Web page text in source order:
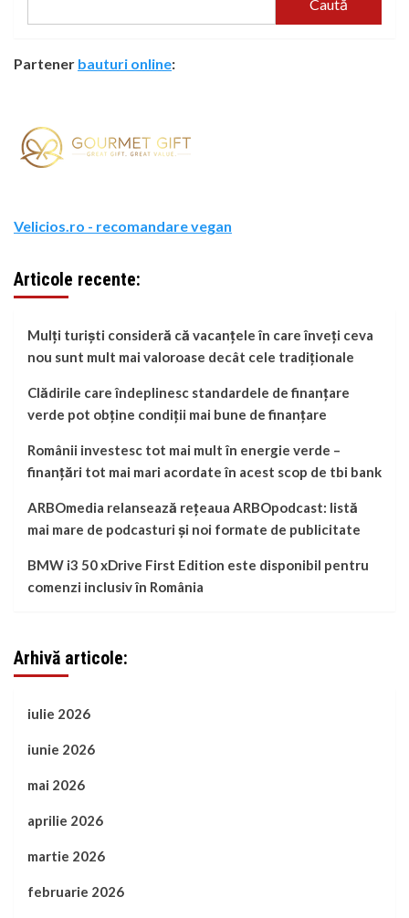
Caută
Partener bauturi online:
Velicios.ro - recomandare vegan
Articole recente:
Mulți turiști consideră că vacanțele în care înveți ceva
nou sunt mult mai valoroase decât cele tradiționale
Clădirile care îndeplinesc standardele de finanțare
verde pot obține condiții mai bune de finanțare
Românii investesc tot mai mult în energie verde –
finanțări tot mai mari acordate în acest scop de tbi bank
ARBOmedia relansează rețeaua ARBOpodcast: listă
mai mare de podcasturi și noi formate de publicitate
BMW i3 50 xDrive First Edition este disponibil pentru
comenzi inclusiv în România
Arhivă articole:
iulie 2026
iunie 2026
mai 2026
aprilie 2026
martie 2026
februarie 2026